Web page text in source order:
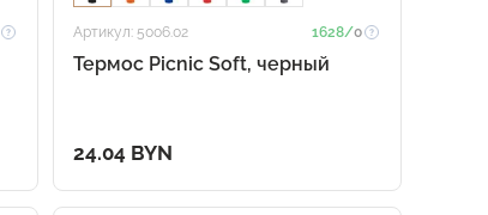
Артикул: 5006.02 1628/0
Термос Picnic Soft, черный
24.04 BYN